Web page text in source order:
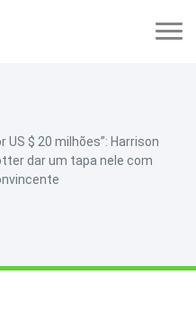
$ 20 milhões”: Harrison
dar um tapa nele com